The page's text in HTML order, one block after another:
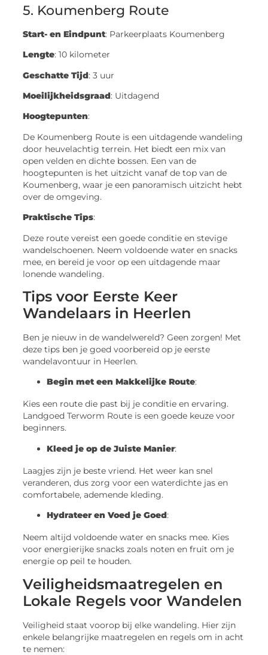
5. Koumenberg Route
Start- en Eindpunt: Parkeerplaats Koumenberg
Lengte: 10 kilometer
Geschatte Tijd: 3 uur
Moeilijkheidsgraad: Uitdagend
Hoogtepunten:
De Koumenberg Route is een uitdagende wandeling
door heuvelachtig terrein. Het biedt een mix van
open velden en dichte bossen. Een van de
hoogtepunten is het uitzicht vanaf de top van de
Koumenberg, waar je een panoramisch uitzicht hebt
over de omgeving.
Praktische Tips:
Deze route vereist een goede conditie en stevige
wandelschoenen. Neem voldoende water en snacks
mee, en bereid je voor op een uitdagende maar
lonende wandeling.
Tips voor Eerste Keer
Wandelaars in Heerlen
Ben je nieuw in de wandelwereld? Geen zorgen! Met
deze tips ben je goed voorbereid op je eerste
wandelavontuur in Heerlen.
Begin met een Makkelijke Route:
Kies een route die past bij je conditie en ervaring.
Landgoed Terworm Route is een goede keuze voor
beginners.
Kleed je op de Juiste Manier:
Laagjes zijn je beste vriend. Het weer kan snel
veranderen, dus zorg voor een waterdichte jas en
comfortabele, ademende kleding.
Hydrateer en Voed je Goed:
Neem altijd voldoende water en snacks mee. Kies
voor energierijke snacks zoals noten en fruit om je
energie op peil te houden.
Veiligheidsmaatregelen en
Lokale Regels voor Wandelen
Veiligheid staat voorop bij elke wandeling. Hier zijn
enkele belangrijke maatregelen en regels om in acht
te nemen: